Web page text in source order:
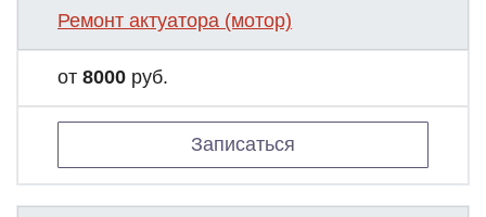
Ремонт актуатора (мотор)
от 8000 руб.
Записаться